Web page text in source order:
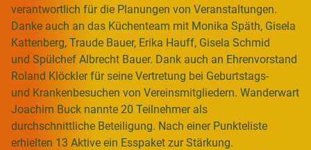
verantwortlich für die Planungen von Veranstaltungen.
Danke auch an das Küchenteam mit Monika Späth, Gisela
Kattenberg, Traude Bauer, Erika Hauff, Gisela Schmid
und Spülchef Albrecht Bauer. Dank auch an Ehrenvorstand
Roland Klöckler für seine Vertretung bei Geburtstags-
und Krankenbesuchen von Vereinsmitgliedern. Wanderwart
Joachim Buck nannte 20 Teilnehmer als
durchschnittliche Beteiligung. Nach einer Punkteliste
erhielten 13 Aktive ein Esspaket zur Stärkung.